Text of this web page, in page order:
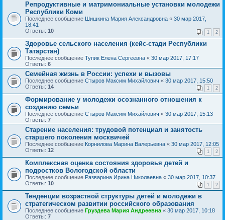
Репродуктивные и матримониальные установки молодежи
Республики Коми
Последнее сообщение Шишкина Мария Александровна « 30 мар 2017,
18:41
Ответы: 10 1 2
Здоровье сельского населения (кейс-стади Республики
Татарстан)
Последнее сообщение Тупик Елена Сергеевна « 30 мар 2017, 17:17
Ответы: 6
Семейная жизнь в России: успехи и вызовы
Последнее сообщение Стыров Максим Михайлович « 30 мар 2017, 15:50
Ответы: 14 1 2
Формирование у молодежи осознанного отношения к
созданию семьи
Последнее сообщение Стыров Максим Михайлович « 30 мар 2017, 15:13
Ответы: 7
Старение населения: трудовой потенциал и занятость
старшего поколения москвичей
Последнее сообщение Корнилова Марина Валерьевна « 30 мар 2017, 12:05
Ответы: 12 1 2
Комплексная оценка состояния здоровья детей и
подростков Вологодской области
Последнее сообщение Разварина Ирина Николаевна « 30 мар 2017, 10:37
Ответы: 10 1 2
Тенденции возрастной структуры детей и молодежи в
стратегическом развитии российского образования
Последнее сообщение Груздева Мария Андреевна « 30 мар 2017, 10:18
Ответы: 7